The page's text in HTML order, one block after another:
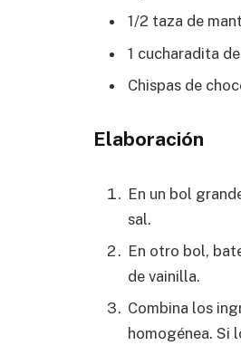
1/2 taza de
1 cucharadita
Chispas de
Elaboración
En un bol
sal.
En otro bol,
de vainilla.
Combina los
homogénea. Si